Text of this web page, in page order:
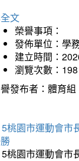
文
榮譽事項：
發佈單位：學
建立時間：
瀏覽次數：198
發布者：體育組
桃園市運動會市
桃園市運動會市